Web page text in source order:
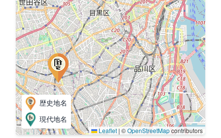
歴史地名
現代地名
Leaflet | ©OpenStreetMapcontributors